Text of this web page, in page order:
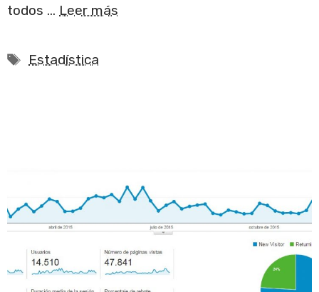
todos … Leer más
Etiquetas
Estadística